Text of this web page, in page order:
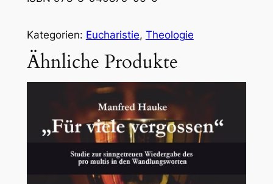
Kategorien: Eucharistie, Theologie
Ähnliche Produkte